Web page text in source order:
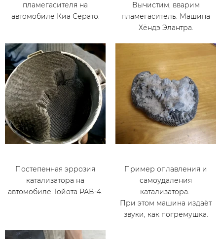
пламегасителя на
автомобиле Киа Серато.
Вычистим, вварим
пламегаситель. Машина
Хёндэ Элантра.
Постепенная эррозия
катализатора на
автомобиле Тойота РАВ-4.
Пример оплавления и
самоудаления
катализатора.
При этом машина издаёт
звуки, как погремушка.